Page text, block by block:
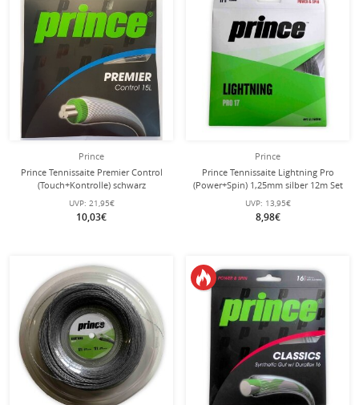
Prince
Prince Tennissaite Premier Control
(Touch+Kontrolle) schwarz
Tennissaite 12m Set
UVP: 21,95€
10,03€
Prince
Prince Tennissaite Lightning Pro
(Power+Spin) 1,25mm silber 12m Set
UVP: 13,95€
8,98€